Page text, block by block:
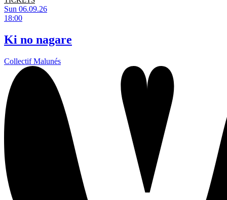
Sun 06.09.26
18:00
Ki no nagare
Collectif Malunés